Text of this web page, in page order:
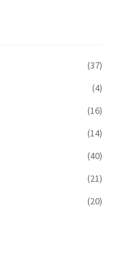
(37)
(4)
(16)
(14)
(40)
(21)
(20)